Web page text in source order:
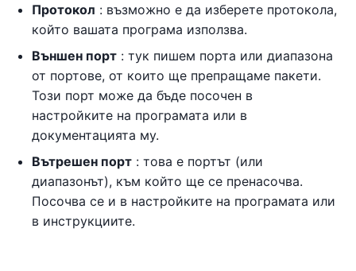
Протокол : възможно е да изберете протокола,
който вашата програма използва.
Външен порт : тук пишем порта или диапазона
от портове, от които ще препращаме пакети.
Този порт може да бъде посочен в
настройките на програмата или в
документацията му.
Вътрешен порт : това е портът (или
диапазонът), към който ще се пренасочва.
Посочва се и в настройките на програмата или
в инструкциите.